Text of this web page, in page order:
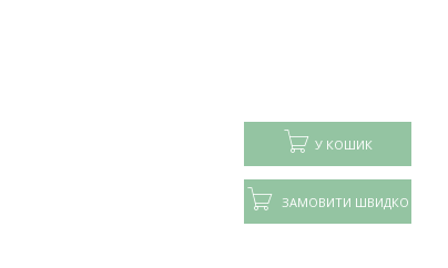
У КОШИК
ЗАМОВИТИ ШВИДКО